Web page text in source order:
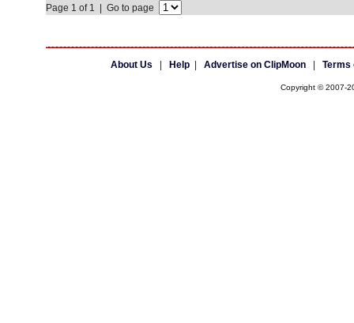
Page 1 of 1 | Go to page
About Us Help| Advertise on ClipMoon| Terms
Copyright © 2007-